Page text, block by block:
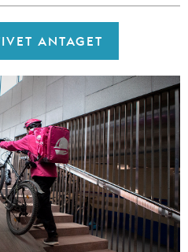
ANTAGET